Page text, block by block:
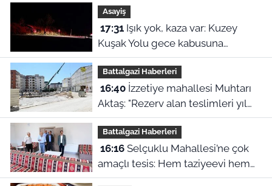
edildi
Asayiş
17:31Işık yok, kaza var: Kuzey
Kuşak Yolu gece kabusuna
dönüştü!
Battalgazi Haberleri
16:40İzzetiye mahallesi Muhtarı
Aktaş: "Rezerv alan teslimleri yıl
sonunu bulur"
Battalgazi Haberleri
16:16Selçuklu Mahallesi’ne çok
amaçlı tesis: Hem taziyeevi hem
kültür merkezi